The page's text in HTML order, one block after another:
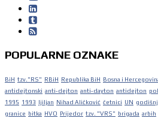
POPULARNE OZNAKE
BiH tzv."RS" RBiH Republika BiH Bosna i
antidejtonski anti-dejton anti-dayton antidejton
1995 1993 ljiljan Nihad Aličković četnici UN
granice bitka HVO Prijedor tzv. "VRS" brigada arbih